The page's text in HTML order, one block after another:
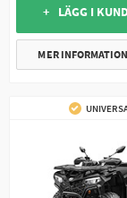
+ LÄGG I
MER INFORMATION